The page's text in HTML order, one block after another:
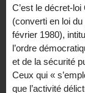
C’est le décret-
(converti en loi du
février 1980),
l’ordre
et de la sécurité
Ceux qui «
que l’activité